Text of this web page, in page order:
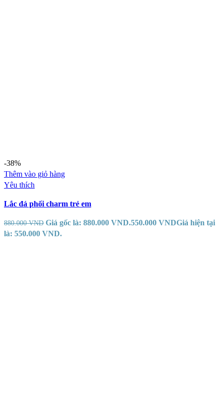
-38%
Thêm vào giỏ hàng
Yêu thích
Lắc đá phối charm trẻ em
880.000VND Giá gốc là: 880.000 VND.550.000 VNDGiá hiện tại
là: 550.000 VND.